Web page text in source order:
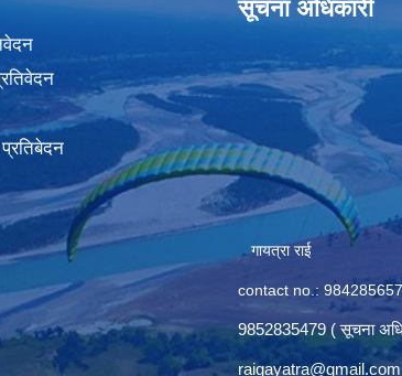
सूचना अधिकारी
गायत्रा राई
contact no.:
9852835479 ( सूचना
raigayatra@gmail.com